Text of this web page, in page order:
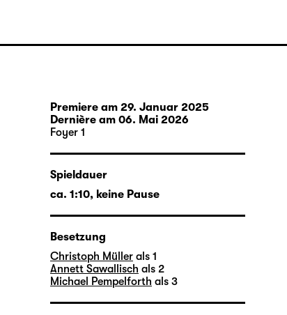
Premiere am 29. Januar 2025
Dernière am 06. Mai 2026
Foyer 1
Spieldauer
ca. 1:10, keine Pause
Besetzung
Christoph Müller als 1
Annett Sawallisch als 2
Michael Pempelforth als 3